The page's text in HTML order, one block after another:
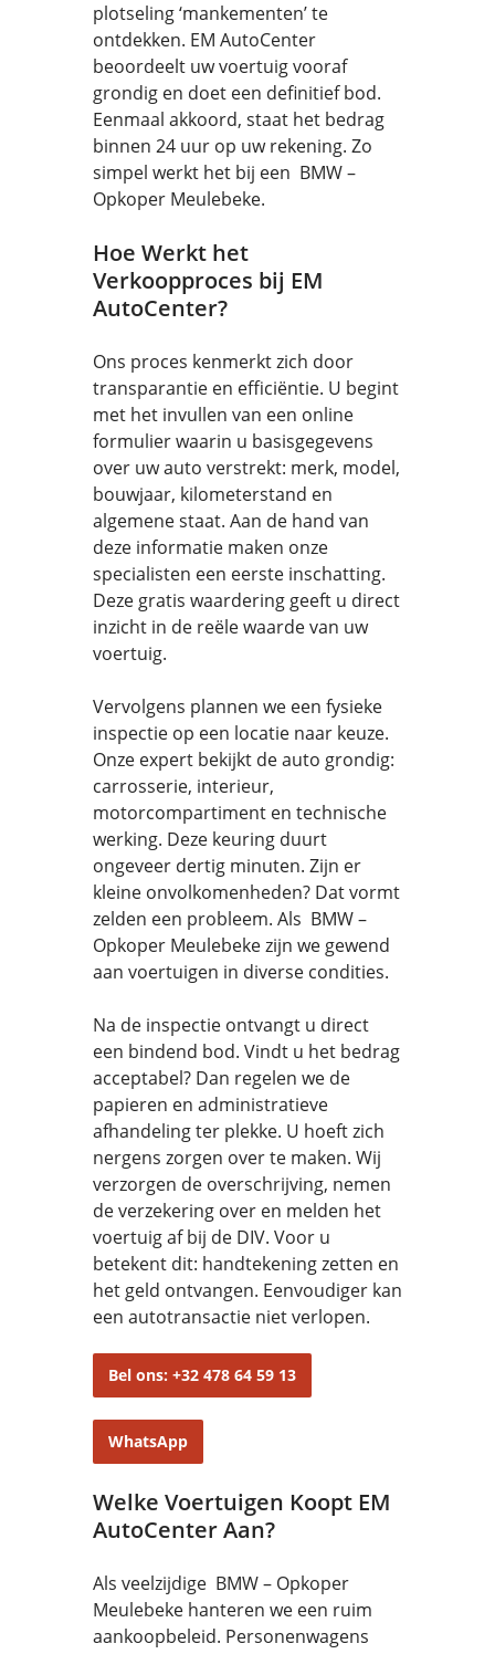
plotseling ‘mankementen’ te
ontdekken. EM AutoCenter
beoordeelt uw voertuig vooraf
grondig en doet een definitief bod.
Eenmaal akkoord, staat het bedrag
binnen 24 uur op uw rekening. Zo
simpel werkt het bij een BMW –
Opkoper Meulebeke.
Hoe Werkt het
Verkoopproces bij EM
AutoCenter?
Ons proces kenmerkt zich door
transparantie en efficiëntie. U begint
met het invullen van een online
formulier waarin u basisgegevens
over uw auto verstrekt: merk, model,
bouwjaar, kilometerstand en
algemene staat. Aan de hand van
deze informatie maken onze
specialisten een eerste inschatting.
Deze gratis waardering geeft u direct
inzicht in de reële waarde van uw
voertuig.
Vervolgens plannen we een fysieke
inspectie op een locatie naar keuze.
Onze expert bekijkt de auto grondig:
carrosserie, interieur,
motorcompartiment en technische
werking. Deze keuring duurt
ongeveer dertig minuten. Zijn er
kleine onvolkomenheden? Dat vormt
zelden een probleem. Als BMW –
Opkoper Meulebeke zijn we gewend
aan voertuigen in diverse condities.
Na de inspectie ontvangt u direct
een bindend bod. Vindt u het bedrag
acceptabel? Dan regelen we de
papieren en administratieve
afhandeling ter plekke. U hoeft zich
nergens zorgen over te maken. Wij
verzorgen de overschrijving, nemen
de verzekering over en melden het
voertuig af bij de DIV. Voor u
betekent dit: handtekening zetten en
het geld ontvangen. Eenvoudiger kan
een autotransactie niet verlopen.
Bel ons: +32 478 64 59 13
WhatsApp
Welke Voertuigen Koopt EM
AutoCenter Aan?
Als veelzijdige BMW – Opkoper
Meulebeke hanteren we een ruim
aankoopbeleid. Personenwagens